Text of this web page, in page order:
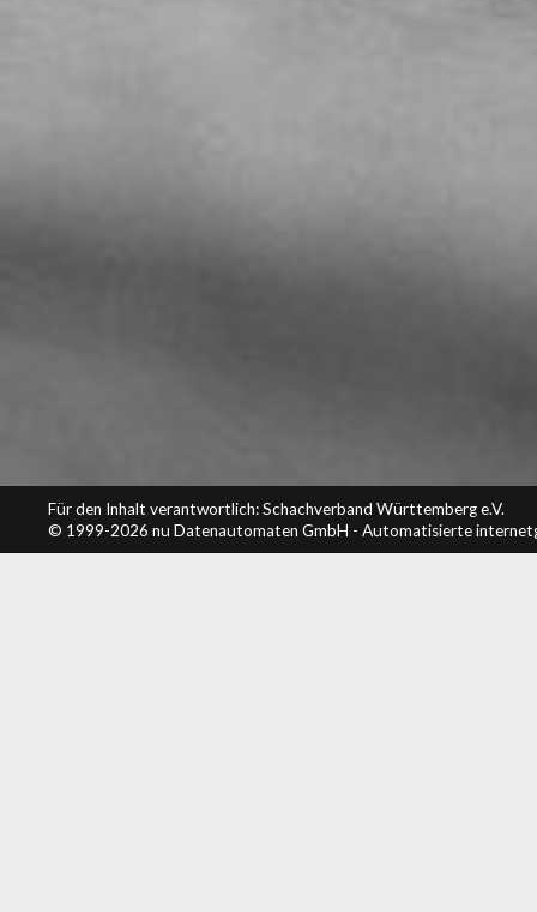
Für den Inhalt verantwortlich: Schachverband Württemberg e.V.
© 1999-2026 nu Datenautomaten GmbH - Automatisierte